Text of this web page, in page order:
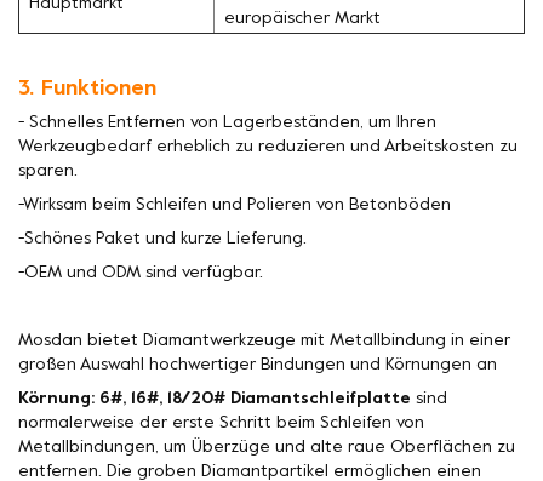
Hauptmarkt
europäischer Markt
3. Funktionen
- Schnelles Entfernen von Lagerbeständen, um Ihren
Werkzeugbedarf erheblich zu reduzieren und Arbeitskosten zu
sparen.
-Wirksam beim Schleifen und Polieren von Betonböden
-Schönes Paket und kurze Lieferung.
-OEM und ODM sind verfügbar.
Mosdan bietet Diamantwerkzeuge mit Metallbindung in einer
großen Auswahl hochwertiger Bindungen und Körnungen an
Körnung: 6#, 16#, 18/20# Diamantschleifplatte sind
normalerweise der erste Schritt beim Schleifen von
Metallbindungen, um Überzüge und alte raue Oberflächen zu
entfernen. Die groben Diamantpartikel ermöglichen einen